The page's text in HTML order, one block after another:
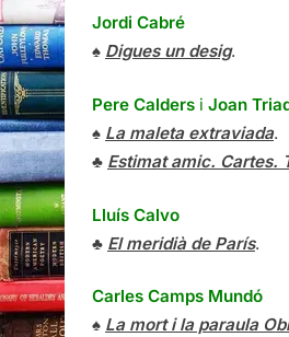
Jordi Cabré
♠ Digues un desig.
Pere Calders i Joan
♠ La maleta extraviada.
♣ Estimat amic. Cartes.
Lluís Calvo
♣ El meridià de París.
Carles Camps Mundó
♠ La mort i la paraula